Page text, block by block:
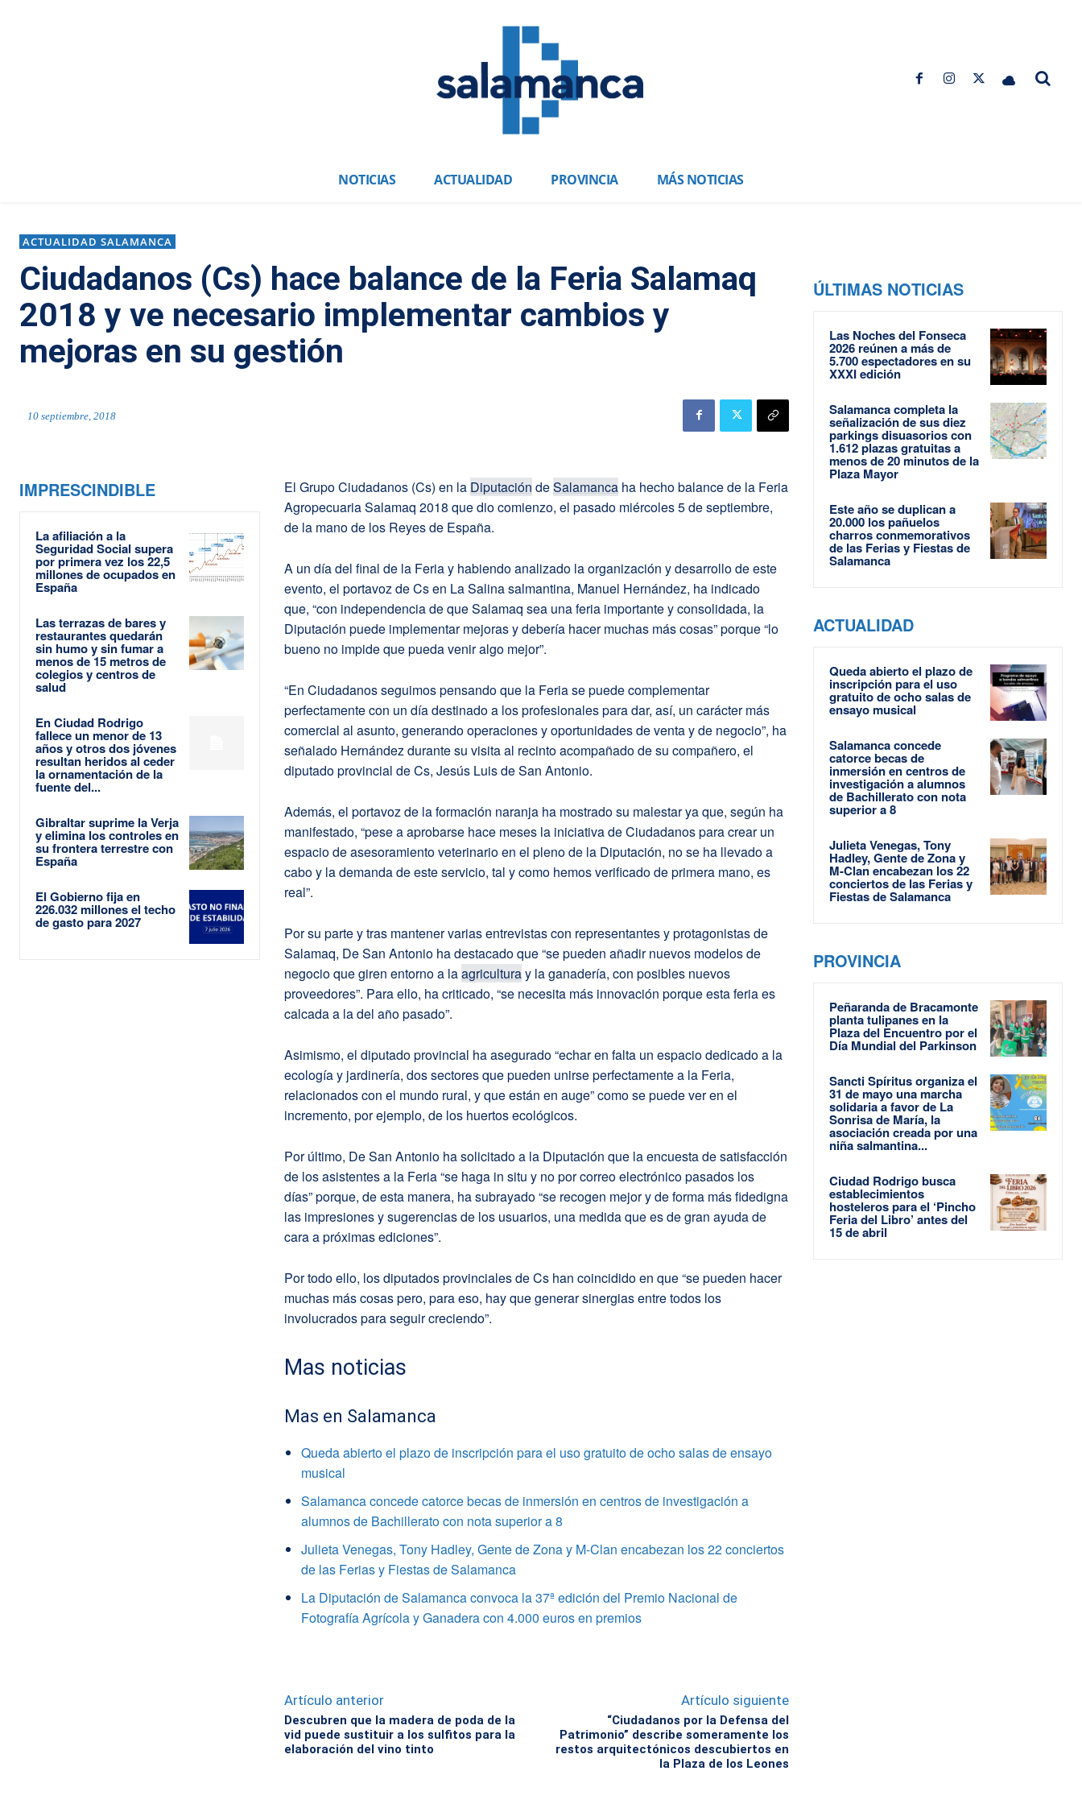
NOTICIAS ACTUALIDAD PROVINCIA MÁS NOTICIAS
ACTUALIDAD SALAMANCA
Ciudadanos (Cs) hace balance de la Feria Salamaq
2018 y ve necesario implementar cambios y
mejoras en su gestión
10 septiembre, 2018
IMPRESCINDIBLE
La afiliación a la
Seguridad Social supera
por primera vez los 22,5
millones de ocupados en
España
Las terrazas de bares y
restaurantes quedarán
sin humo y sin fumar a
menos de 15 metros de
colegios y centros de
salud
En Ciudad Rodrigo
fallece un menor de 13
años y otros dos jóvenes
resultan heridos al ceder
la ornamentación de la
fuente del...
Gibraltar suprime la Verja
y elimina los controles en
su frontera terrestre con
España
El Gobierno fija en
226.032 millones el techo
de gasto para 2027
El Grupo Ciudadanos (Cs) en la Diputación deSalamancaha hecho balance de la Feria
Agropecuaria Salamaq 2018 que dio comienzo, el pasado miércoles 5 de septiembre,
de la mano de los Reyes de España.
A un día del final de la Feria y habiendo analizado la organización y desarrollo de este
evento, el portavoz de Cs en La Salina salmantina, Manuel Hernández, ha indicado
que, “con independencia de que Salamaq sea una feria importante y consolidada, la
Diputación puede implementar mejoras y debería hacer muchas más cosas” porque “lo
bueno no impide que pueda venir algo mejor”.
“En Ciudadanos seguimos pensando que la Feria se puede complementar
perfectamente con un día destinado a los profesionales para dar, así, un carácter más
comercial al asunto, generando operaciones y oportunidades de venta y de negocio”, ha
señalado Hernández durante su visita al recinto acompañado de su compañero, el
diputado provincial de Cs, Jesús Luis de San Antonio.
Además, el portavoz de la formación naranja ha mostrado su malestar ya que, según ha
manifestado, “pese a aprobarse hace meses la iniciativa de Ciudadanos para crear un
espacio de asesoramiento veterinario en el pleno de la Diputación, no se ha llevado a
cabo y la demanda de este servicio, tal y como hemos verificado de primera mano, es
real”.
Por su parte y tras mantener varias entrevistas con representantes y protagonistas de
Salamaq, De San Antonio ha destacado que “se pueden añadir nuevos modelos de
negocio que giren entorno a laagriculturay la ganadería, con posibles nuevos
proveedores”. Para ello, ha criticado, “se necesita más innovación porque esta feria es
calcada a la del año pasado”.
Asimismo, el diputado provincial ha asegurado “echar en falta un espacio dedicado a la
ecología y jardinería, dos sectores que pueden unirse perfectamente a la Feria,
relacionados con el mundo rural, y que están en auge” como se puede ver en el
incremento, por ejemplo, de los huertos ecológicos.
Por último, De San Antonio ha solicitado a la Diputación que la encuesta de satisfacción
de los asistentes a la Feria “se haga in situ y no por correo electrónico pasados los
días” porque, de esta manera, ha subrayado “se recogen mejor y de forma más fidedigna
las impresiones y sugerencias de los usuarios, una medida que es de gran ayuda de
cara a próximas ediciones”.
Por todo ello, los diputados provinciales de Cs han coincidido en que “se pueden hacer
muchas más cosas pero, para eso, hay que generar sinergias entre todos los
involucrados para seguir creciendo”.
Mas noticias
Mas en Salamanca
Queda abierto el plazo de inscripción para el uso gratuito de ocho salas de ensayo
musical
Salamanca concede catorce becas de inmersión en centros de investigación a
alumnos de Bachillerato con nota superior a 8
Julieta Venegas, Tony Hadley, Gente de Zona y M-Clan encabezan los 22 conciertos
de las Ferias y Fiestas de Salamanca
La Diputación de Salamanca convoca la 37ª edición del Premio Nacional de
Fotografía Agrícola y Ganadera con 4.000 euros en premios
Artículo anterior
Descubren que la madera de poda de la
vid puede sustituir a los sulfitos para la
elaboración del vino tinto
Artículo siguiente
“Ciudadanos por la Defensa del
Patrimonio” describe someramente los
restos arquitectónicos descubiertos en
la Plaza de los Leones
ÚLTIMAS NOTICIAS
Las Noches del Fonseca
2026 reúnen a más de
5.700 espectadores en su
XXXI edición
Salamanca completa la
señalización de sus diez
parkings disuasorios con
1.612 plazas gratuitas a
menos de 20 minutos de la
Plaza Mayor
Este año se duplican a
20.000 los pañuelos
charros conmemorativos
de las Ferias y Fiestas de
Salamanca
ACTUALIDAD
Queda abierto el plazo de
inscripción para el uso
gratuito de ocho salas de
ensayo musical
Salamanca concede
catorce becas de
inmersión en centros de
investigación a alumnos
de Bachillerato con nota
superior a 8
Julieta Venegas, Tony
Hadley, Gente de Zona y
M-Clan encabezan los 22
conciertos de las Ferias y
Fiestas de Salamanca
PROVINCIA
Peñaranda de Bracamonte
planta tulipanes en la
Plaza del Encuentro por el
Día Mundial del Parkinson
Sancti Spíritus organiza el
31 de mayo una marcha
solidaria a favor de La
Sonrisa de María, la
asociación creada por una
niña salmantina...
Ciudad Rodrigo busca
establecimientos
hosteleros para el ‘Pincho
Feria del Libro’ antes del
15 de abril